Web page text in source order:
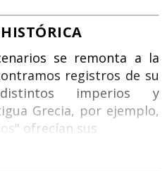
se remonta a la
registros de su
imperios y
Grecia, por ejemplo,
" ofrecían sus